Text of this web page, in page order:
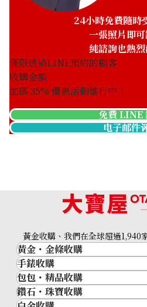
24小時免費隨時
一張照片即可
純諮詢也熱烈
僅限透過LINE預約的顧客
收購金額
加碼35% 優惠活動進行中！
免費 LINE
电子邮件
黃金收購、我們在全球超過1,940
黃金・金條收購
黃金與貴金屬
金的錠
金幣
手錶收購
名牌手錶
Rolex
包包・精品收購
品牌精品
鑽石・珠寶收購